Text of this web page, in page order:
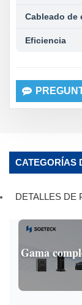
Cableado de
Eficiencia
CATEGORÍAS
DETALLES DE
Gama